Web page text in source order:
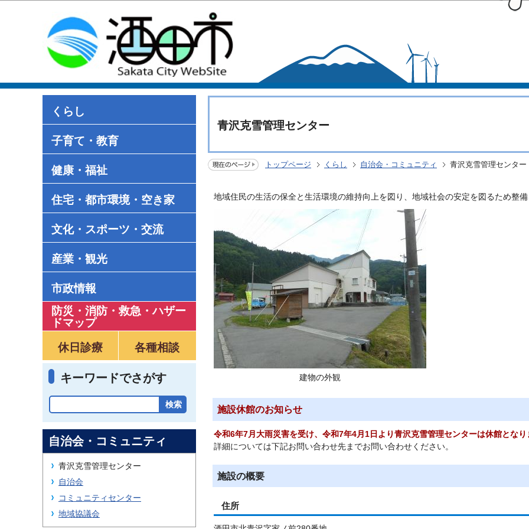
くらし
子育て・教育
健康・福祉
住宅・都市環境・空き家
文化・スポーツ・交流
産業・観光
市政情報
防災・消防・救急 ・ハザー
ドマップ
休日診療
各種相談
キーワードでさがす
青沢克雪管理センター
トップページ くらし 自治会・コミュニティ 青沢克雪管理センター
地域住民の生活の保全と生活環境の維持向上を図り、地域社会の安定を図るため整
建物の外観
施設休館のお知らせ
令和6年7月大雨災害を受け、令和7年4月1日より青沢克雪管理センターは休館となり
詳細については下記お問い合わせ先までお問い合わせください。
施設の概要
住所
自治会・コミュニティ
青沢克雪管理センター
自治会
コミュニティセンター
地域協議会